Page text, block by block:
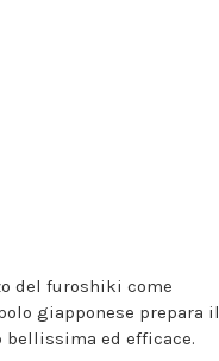
del furoshiki come
giapponese prepara il
bellissima ed efficace.